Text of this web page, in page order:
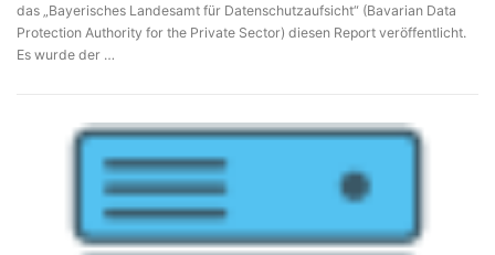
das „Bayerisches Landesamt für Datenschutzaufsicht“ (Bavarian Data
Protection Authority for the Private Sector) diesen Report veröffentlicht.
Es wurde der …